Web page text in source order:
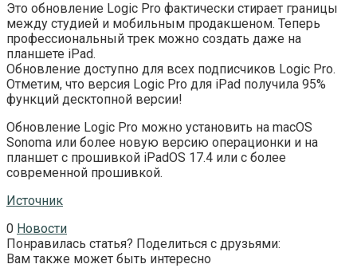
Это обновление Logic Pro фактически стирает границы
между студией и мобильным продакшеном. Теперь
профессиональный трек можно создать даже на
планшете iPad.
Обновление доступно для всех подписчиков Logic Pro.
Отметим, что версия Logic Pro для iPad получила 95%
функций десктопной версии!
Обновление Logic Pro можно установить на macOS
Sonoma или более новую версию операционки и на
планшет с прошивкой iPadOS 17.4 или с более
современной прошивкой.
Источник
0 Новости
Понравилась статья? Поделиться с друзьями:
Вам также может быть интересно